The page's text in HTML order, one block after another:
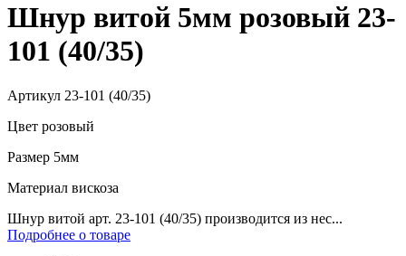
Шнур витой 5мм розовый 23-
101 (40/35)
Артикул 23-101 (40/35)
Цвет розовый
Размер 5мм
Материал вискоза
Шнур витой арт. 23-101 (40/35) производится из нес...
Подробнее о товаре